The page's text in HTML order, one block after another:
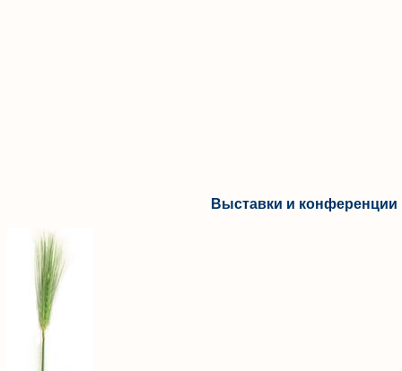
Выставки и конференции